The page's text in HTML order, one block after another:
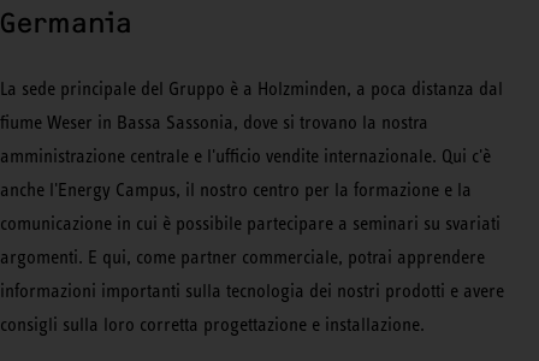
Germania
La sede principale del Gruppo è a Holzminden, a poca distanza dal
fiume Weser in Bassa Sassonia, dove si trovano la nostra
amministrazione centrale e l'ufficio vendite internazionale. Qui c'è
anche l'Energy Campus, il nostro centro per la formazione e la
comunicazione in cui è possibile partecipare a seminari su svariati
argomenti. E qui, come partner commerciale, potrai apprendere
informazioni importanti sulla tecnologia dei nostri prodotti e avere
consigli sulla loro corretta progettazione e installazione.